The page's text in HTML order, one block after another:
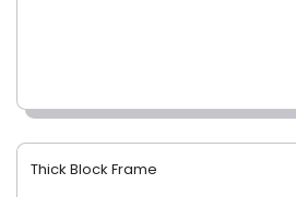
Thick Block Frame